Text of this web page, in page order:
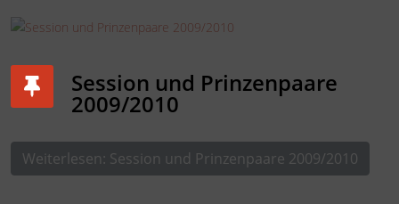
Session und Prinzenpaare
2009/2010
Weiterlesen: Session und Prinzenpaare 2009/2010